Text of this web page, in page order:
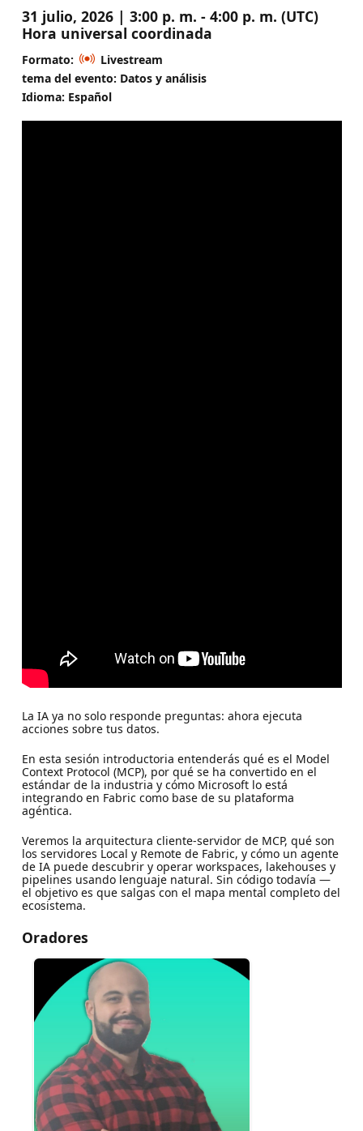
31 julio, 2026 | 3:00 p. m. - 4:00 p. m. (UTC)
Hora universal coordinada
Formato:
Livestream
tema del evento: Datos y análisis
Idioma: Español
La IA ya no solo responde preguntas: ahora ejecuta
acciones sobre tus datos.
En esta sesión introductoria entenderás qué es el Model
Context Protocol (MCP), por qué se ha convertido en el
estándar de la industria y cómo Microsoft lo está
integrando en Fabric como base de su plataforma
agéntica.
Veremos la arquitectura cliente-servidor de MCP, qué son
los servidores Local y Remote de Fabric, y cómo un agente
de IA puede descubrir y operar workspaces, lakehouses y
pipelines usando lenguaje natural. Sin código todavía —
el objetivo es que salgas con el mapa mental completo del
ecosistema.
Oradores